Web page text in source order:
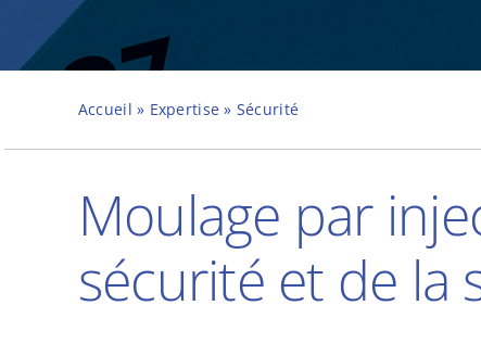
Accueil » Expertise » Sécurité
Moulage par
sécurité et de la